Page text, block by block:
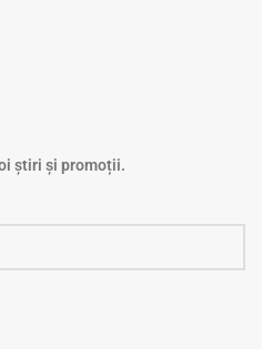
știri și promoții.